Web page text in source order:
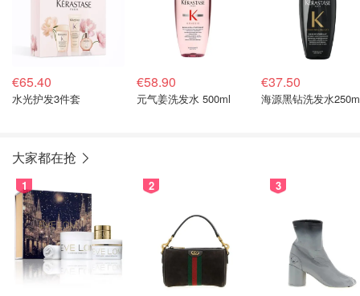
€65.40
水光护发3件套
€58.90
元气姜洗发水 500ml
€37.50
海源黑钻洗发水
大家都在抢
1 2 3